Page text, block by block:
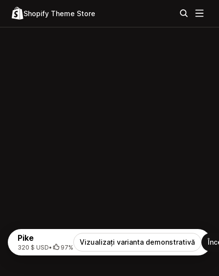
Shopify Theme Store
Pike
320 $ USD• 97%
Vizualizați varianta demonstrativă